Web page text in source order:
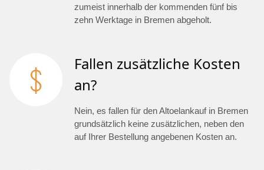
zumeist innerhalb der kommenden fünf bis
zehn Werktage in Bremen abgeholt.
Fallen zusätzliche Kosten
an?
Nein, es fallen für den Altoelankauf in Bremen
grundsätzlich keine zusätzlichen, neben den
auf Ihrer Bestellung angebenen Kosten an.